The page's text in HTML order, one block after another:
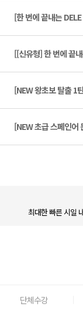
[한 번에 끝내는
[[신유형] 한 번에 끝
[NEW 왕초보 탈출 1
[NEW 초급 스페인어
최대한 빠른 시일
단체수강